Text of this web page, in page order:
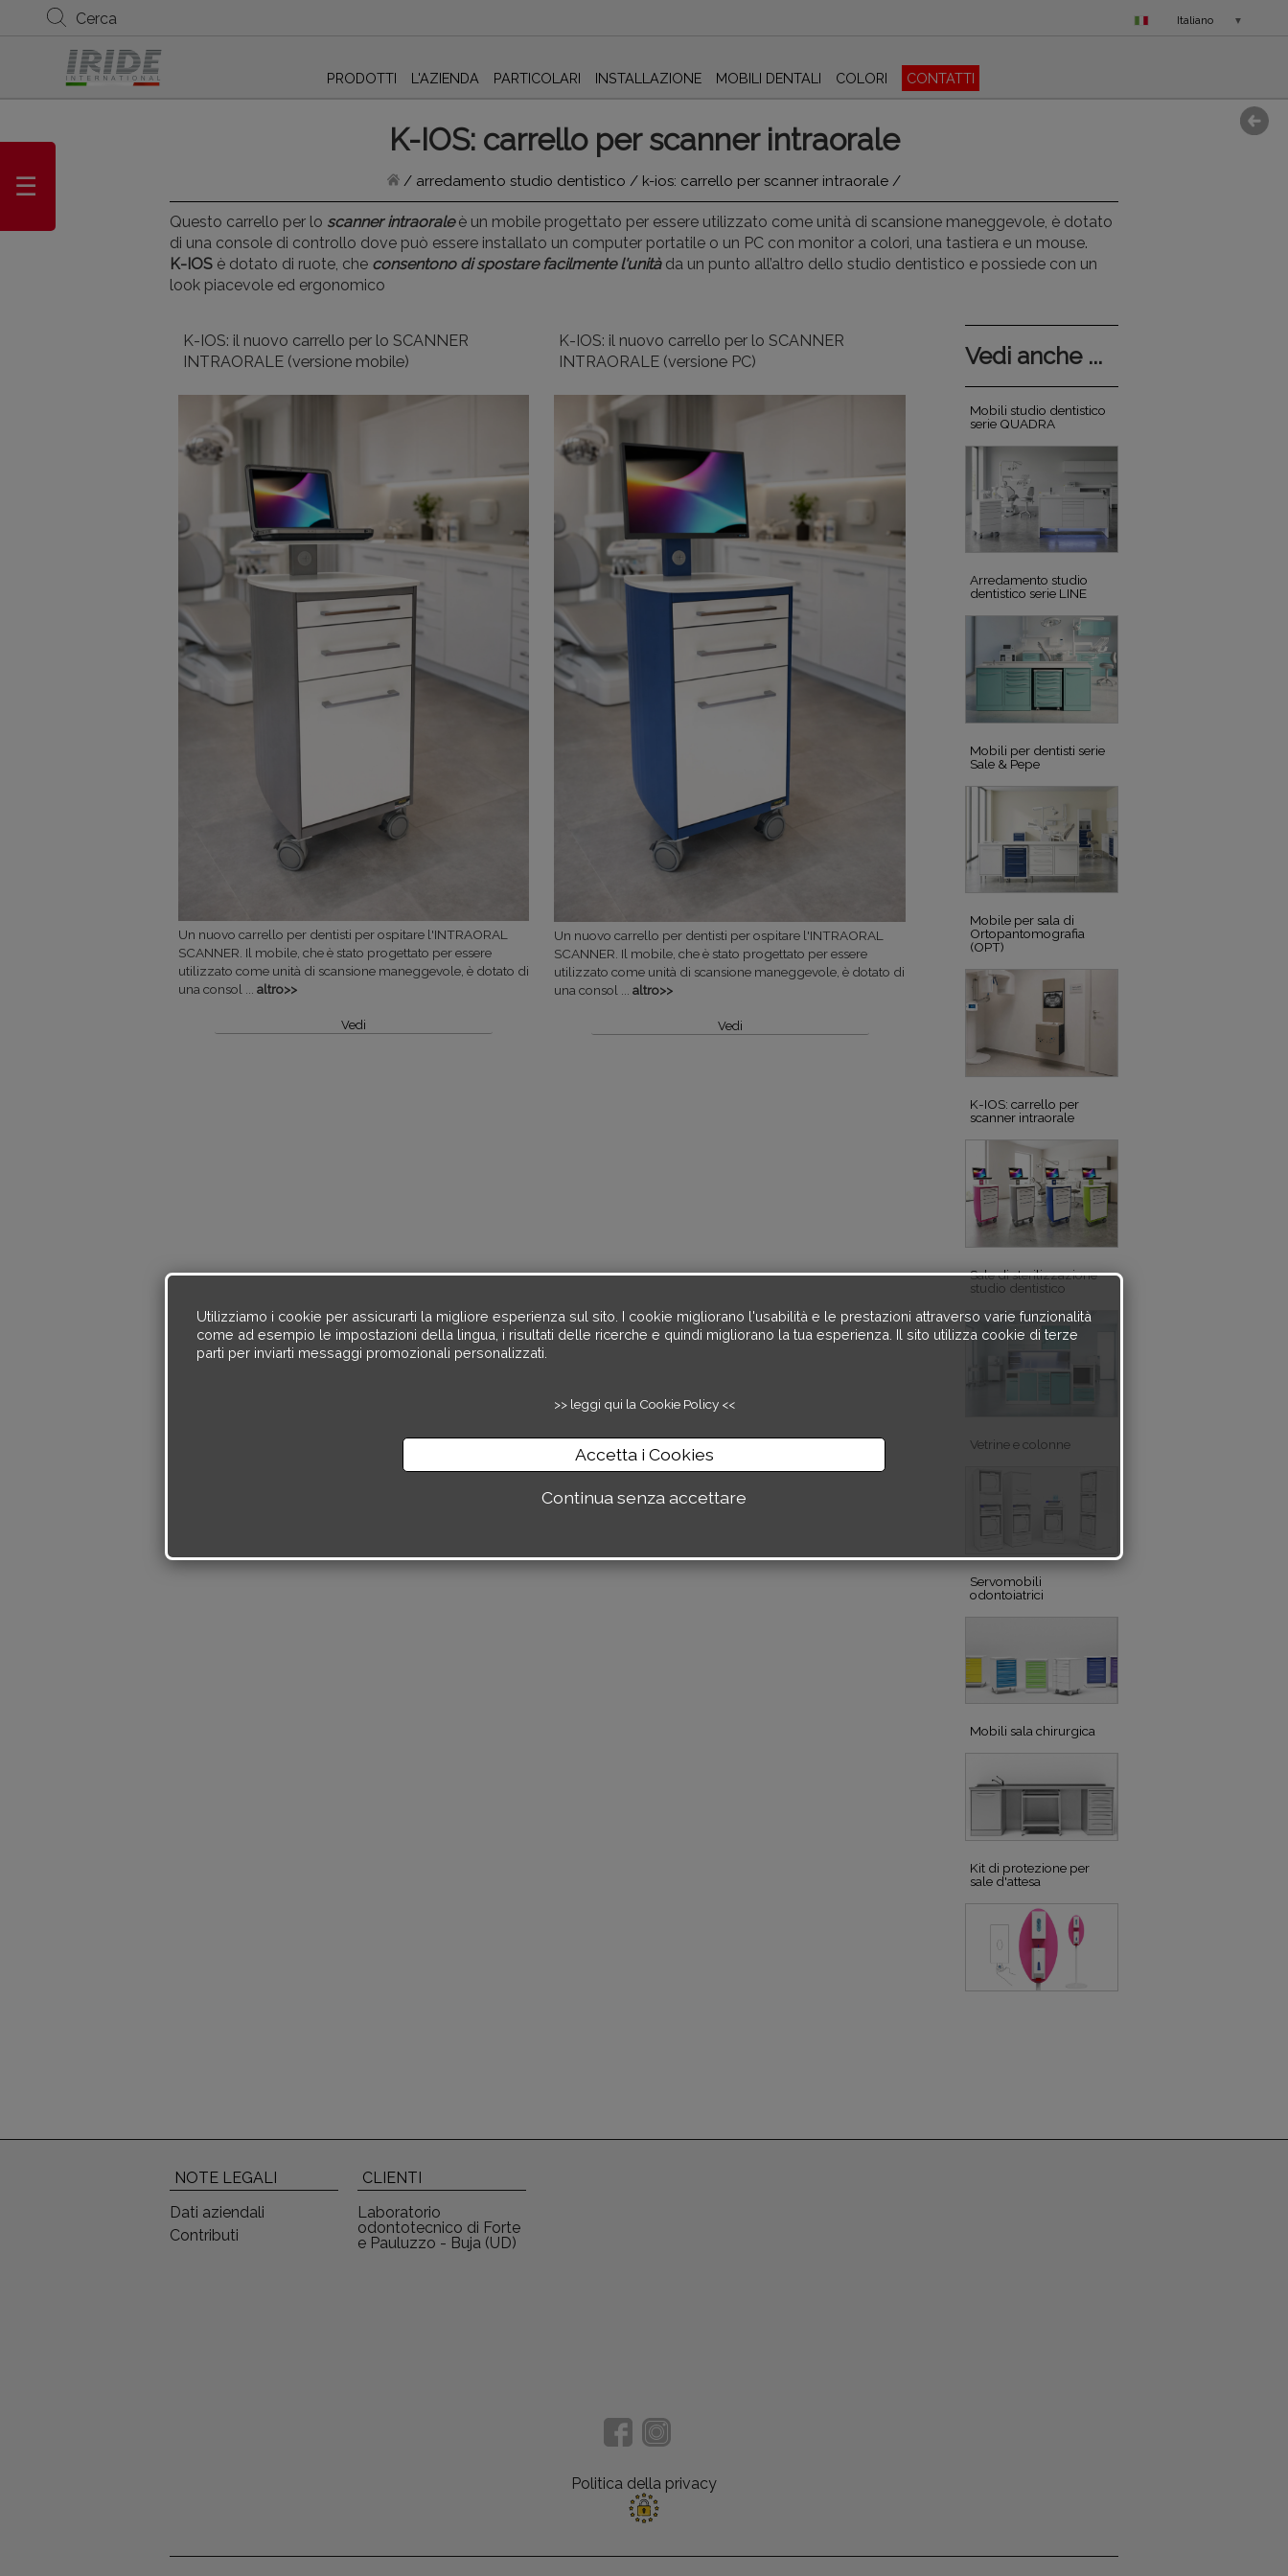
Cerca Italiano ▼
PRODOTTI L'AZIENDA PARTICOLARI INSTALLAZIONE MOBILI DENTALI COLORI CONTATTI
K-IOS: carrello per scanner intraorale
/ arredamento studio dentistico / k-ios: carrello per scanner intraorale /
Questo carrello per lo scanner intraoraleè un mobile progettato per essere utilizzato come unità di scansione maneggevole, è dotato
di una console di controllo dove può essere installato un computer portatile o un PC con monitor a colori, una tastiera e un mouse.
K-IOS è dotato di ruote, che consentono di spostare facilmente l'unitàda un punto all’altro dello studio dentistico e possiede con un
look piacevole ed ergonomico
K-IOS: il nuovo carrello per lo SCANNER
INTRAORALE (versione mobile)
Un nuovo carrello per dentisti per ospitare l'INTRAORAL
SCANNER. Il mobile, che è stato progettato per essere
utilizzato come unità di scansione maneggevole, è dotato di
una consol ... altro>>
Vedi
K-IOS: il nuovo carrello per lo SCANNER
INTRAORALE (versione PC)
Un nuovo carrello per dentisti per ospitare l'INTRAORAL
SCANNER. Il mobile, che è stato progettato per essere
utilizzato come unità di scansione maneggevole, è dotato di
una consol ... altro>>
Vedi
Vedi anche ...
Mobili studio dentistico
serie QUADRA
Arredamento studio
dentistico serie LINE
Mobili per dentisti serie
Sale & Pepe
Mobile per sala di
Ortopantomografia
(OPT)
K-IOS: carrello per
scanner intraorale
Sale di sterilizzazione
studio dentistico
Vetrine e colonne
Servomobili
odontoiatrici
Mobili sala chirurgica
Kit di protezione per
sale d'attesa
NOTE LEGALI
Dati aziendali
Contributi
CLIENTI
Laboratorio
odontotecnico di Forte
e Pauluzzo - Buja (UD)
Politica della privacy
Utilizziamo i cookie per assicurarti la migliore esperienza sul sito. I cookie migliorano l'usabilità e le prestazioni attraverso varie funzionalità
come ad esempio le impostazioni della lingua, i risultati delle ricerche e quindi migliorano la tua esperienza. Il sito utilizza cookie di terze
parti per inviarti messaggi promozionali personalizzati.
>> leggi qui la Cookie Policy <<
Accetta i Cookies
Continua senza accettare